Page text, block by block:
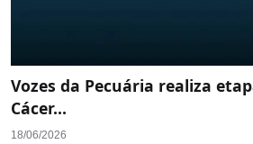
Vozes da Pecuária realiza
Cácer...
18/06/2026